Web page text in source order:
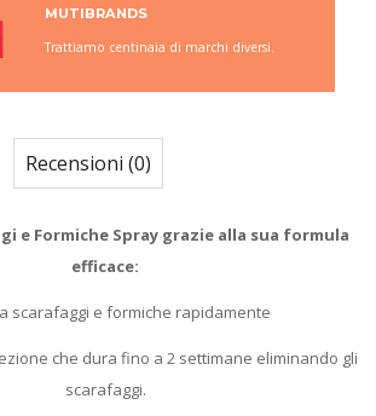
MUTIBRANDS
Trattiamo centinaia di marchi diversi.
Recensioni (0)
e Formiche Spray grazie alla sua formula
efficace:
scarafaggi e formiche rapidamente
che dura fino a 2 settimane eliminando gli
scarafaggi.